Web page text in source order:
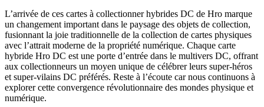
L’arrivée de ces cartes à collectionner hybrides DC de Hro marque
un changement important dans le paysage des objets de collection,
fusionnant la joie traditionnelle de la collection de cartes physiques
avec l’attrait moderne de la propriété numérique. Chaque carte
hybride Hro DC est une porte d’entrée dans le multivers DC, offrant
aux collectionneurs un moyen unique de célébrer leurs super-héros
et super-vilains DC préférés. Reste à l’écoute car nous continuons à
explorer cette convergence révolutionnaire des mondes physique et
numérique.